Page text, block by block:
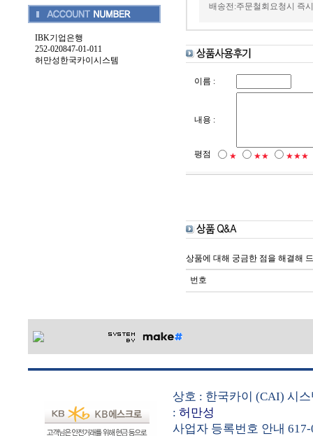
IBK기업은행
252-020847-01-011
허만성한국카이시스템
배송전:주문철회요청시 즉
이름 :
내용 :
평점 ★ ★★ ★★★
상품에 대해 궁금한 점을 해결해
번호
상호 : 한국카이 (CAI) 시
: 허만성
사업자 등록번호 안내